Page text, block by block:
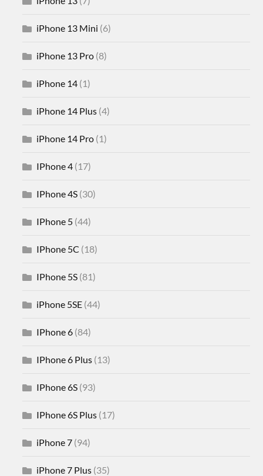
iPhone 13 Mini (6)
iPhone 13 Pro (8)
iPhone 14 (1)
iPhone 14 Plus (4)
iPhone 14 Pro (1)
IPhone 4 (17)
IPhone 4S (30)
IPhone 5 (44)
IPhone 5C (18)
IPhone 5S (81)
iPhone 5SE (44)
IPhone 6 (84)
IPhone 6 Plus (13)
IPhone 6S (93)
IPhone 6S Plus (17)
iPhone 7 (94)
iPhone 7 Plus (35)